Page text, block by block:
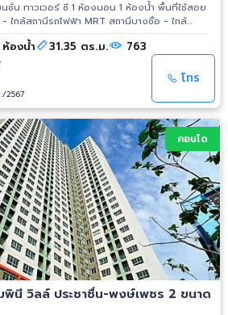
ชั่น ทาวเวอร์ ซี 1 ห้องนอน 1 ห้องน้ำ พื้นที่ใช้สอย
ปูน - บริษัท ปูนซิเมนต์ไทย จำกัด (SCG) - โลตัส
รอบครัวกลาง - สถานีกลางกรุงเทพอภิวัฒน์ -
อ - ตลาด อ.ต.ก. - ตลาดนัดจตุจักร
ห้องน้ำ 31.35 ตร.ม. 763
2567
โทร
คอนโด
วิลล์ ประชาชื่น-พงษ์เพชร 2 ขนาด